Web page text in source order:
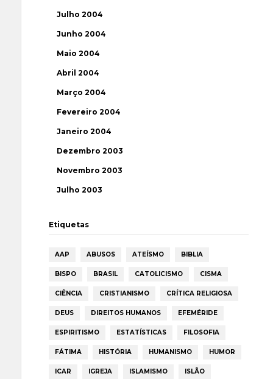
Julho 2004
Junho 2004
Maio 2004
Abril 2004
Março 2004
Fevereiro 2004
Janeiro 2004
Dezembro 2003
Novembro 2003
Julho 2003
Etiquetas
AAP ABUSOS ATEÍSMO BIBLIA
BISPO BRASIL CATOLICISMO CISMA
CIÊNCIA CRISTIANISMO CRÍTICA RELIGIOSA
DEUS DIREITOS HUMANOS EFEMÉRIDE
ESPIRITISMO ESTATÍSTICAS FILOSOFIA
FÁTIMA HISTÓRIA HUMANISMO HUMOR
ICAR IGREJA ISLAMISMO ISLÃO